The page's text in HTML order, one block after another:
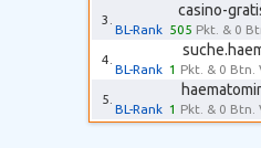
3.
casino-
BL-Rank 505 Pkt. & 0
4.
BL-Rank 1 Pkt. & 0 Btn.
5.
BL-Rank 1 Pkt. & 0 Btn.